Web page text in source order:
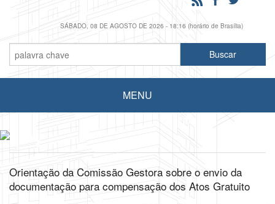
SÁBADO, 08 DE AGOSTO DE 2026 - 18:16 (horário de Brasília)
MENU
Orientação da Comissão Gestora sobre o envio da
documentação para compensação dos Atos Gratuito